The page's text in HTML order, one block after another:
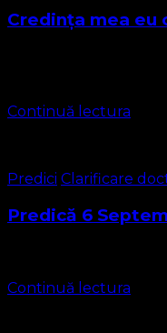
Credința mea eu
Continuă lectura
Predici Clarificare
Predică 6
Continuă lectura